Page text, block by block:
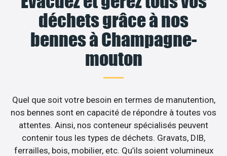
déchets grâce à nos
bennes à Champagne-
mouton
Quel que soit votre besoin en termes de manutention,
nos bennes sont en capacité de répondre à toutes vos
attentes. Ainsi, nos conteneur spécialisés peuvent
contenir tous les types de déchets. Gravats, DIB,
ferrailles, bois, mobilier, etc. Qu’ils soient volumineux